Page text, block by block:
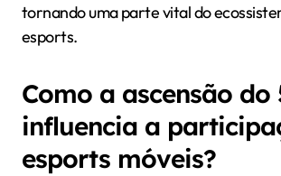
tornando uma parte vital do
esports.
Como a ascensão do
influencia a
esports móveis?